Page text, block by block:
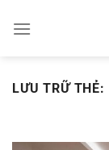
đến
LƯU TRỮ THẺ: